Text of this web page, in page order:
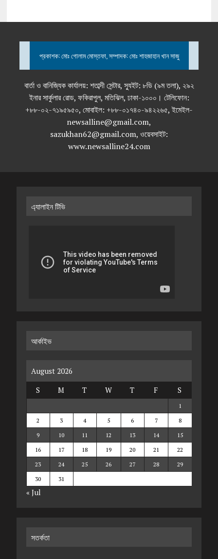
প্রকাশক: মোঃ গোলাম মোস্তফা, সম্পাদক: মোঃ শাহজাহান খান সাজু
বার্তা ও বানিজ্যিক কার্যালয়: শতাব্দী সেন্টার, স্যুইট: ৮ডি (৯ম তলা), ২৯২
ইনার সার্কুলার রোড, ফকিরাপুল, মতিঝিল, ঢাকা-১০০০। টেলিফোন:
+৮৮-০২-৭১৯৫৯৫০, মোবাইল: +৮৮-০১৭৪০-৯৪২২৬৫, ইমেইল-
newsalline@gmail.com,
sazukhan62@gmail.com, ওয়েবসাইট:
www.newsalline24.com
এ্যালাইন টিভি
আর্কাইভ
August 2026
S
M T W T F S
1
2
3 4 5 6 7
8
9
10 11 12 13 14
15
16
17 18 19 20 21
22
23
24 25 26 27 28
29
30
31
« Jul
সতর্কতা